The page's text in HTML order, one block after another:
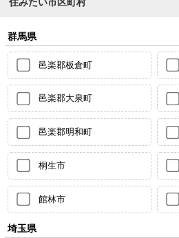
住みたい市区町村
群馬県
邑楽郡板倉町
邑楽郡大泉町
邑楽郡明和町
桐生市
館林市
埼玉県